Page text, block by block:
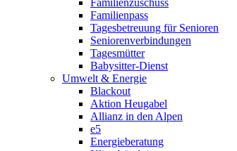
Familienzuschuss
Familienpass
Tagesbetreuung für Senioren
Seniorenverbindungen
Tagesmütter
Babysitter-Dienst
Umwelt & Energie
Blackout
Aktion Heugabel
Allianz in den Alpen
e5
Energieberatung